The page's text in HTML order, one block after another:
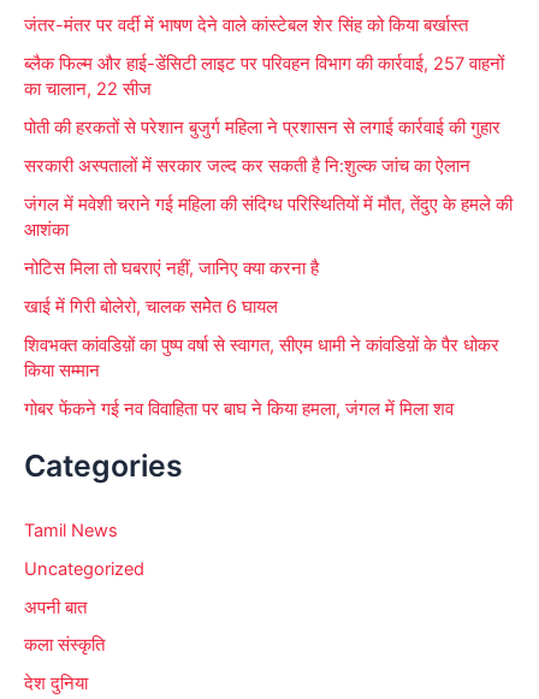
f
o
जंतर-मंतर पर वर्दी में भाषण देने वाले कांस्टेबल शेर सिंह को किया बर्खास्त
ब्लैक फिल्म और हाई-डेंसिटी लाइट पर परिवहन विभाग की कार्रवाई, 257 वाहनों
का चालान, 22 सीज
पोती की हरकतों से परेशान बुजुर्ग महिला ने प्रशासन से लगाई कार्रवाई की गुहार
सरकारी अस्पतालों में सरकार जल्द कर सकती है नि:शुल्क जांच का ऐलान
जंगल में मवेशी चराने गई महिला की संदिग्ध परिस्थितियों में मौत, तेंदुए के हमले की
आशंका
नोटिस मिला तो घबराएं नहीं, जानिए क्या करना है
खाई में गिरी बोलेरो, चालक समेेत 6 घायल
शिवभक्त कांवडिय़ों का पुष्प वर्षा से स्वागत, सीएम धामी ने कांवडिय़ों के पैर धोकर
किया सम्मान
गोबर फेंकने गई नव विवाहिता पर बाघ ने किया हमला, जंगल में मिला शव
Categories
Tamil News
Uncategorized
अपनी बात
कला संस्कृति
देश दुनिया